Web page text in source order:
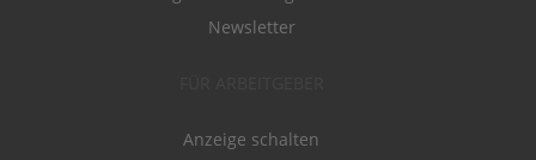
Newsletter
Anzeige schalten